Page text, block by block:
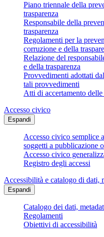
Piano triennale della
trasparenza
Responsabile della
trasparenza
Regolamenti per la
corruzione e della
Relazione del
e della trasparenza
Provvedimenti adottati
tali provvedimenti
Atti di accertamento
Accesso civico
Espandi
Accesso civico semplice
soggetti a pubblicazione
Accesso civico
Registro degli accessi
Accessibilità e catalogo di dati,
Espandi
Catalogo dei dati,
Regolamenti
Obiettivi di accessibilità